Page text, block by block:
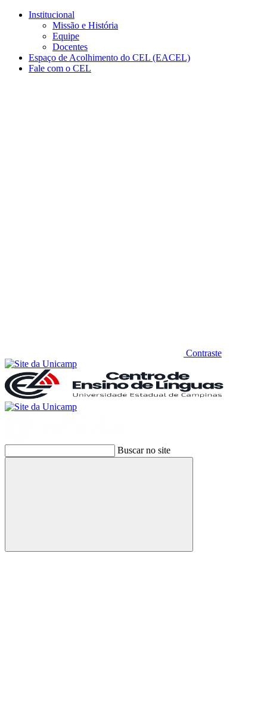
Conteúdo principal
Institucional
Missão e História
Equipe
Docentes
Espaço de Acolhimento do CEL (EACEL)
Fale com o CEL
Contraste
Buscar no site
Buscar